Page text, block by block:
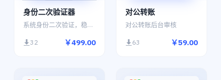
身份二次验证器
系统身份二次验证，稳固安全。
32 ￥499.00
对公转账
对公转账后台审核
63 ￥59.00